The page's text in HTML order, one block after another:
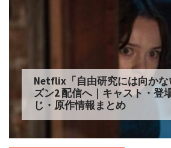
Netflix「自由研究には向かな
ズン2 配信へ｜キャスト・登
じ・原作情報まとめ